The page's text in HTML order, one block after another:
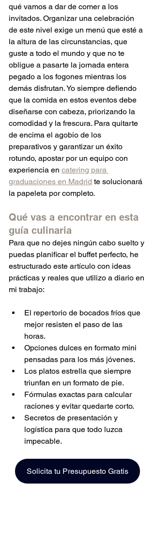
qué vamos a dar de comer a los
invitados. Organizar una celebración
de este nivel exige un menú que esté a
la altura de las circunstancias, que
guste a todo el mundo y que no te
obligue a pasarte la jornada entera
pegado a los fogones mientras los
demás disfrutan. Yo siempre defiendo
que la comida en estos eventos debe
diseñarse con cabeza, priorizando la
comodidad y la frescura. Para quitarte
de encima el agobio de los
preparativos y garantizar un éxito
rotundo, apostar por un equipo con
experiencia en catering para
graduaciones en Madrid te solucionará
la papeleta por completo.
Qué vas a encontrar en esta
guía culinaria
Para que no dejes ningún cabo suelto y
puedas planificar el buffet perfecto, he
estructurado este artículo con ideas
prácticas y reales que utilizo a diario en
mi trabajo:
El repertorio de bocados fríos que
mejor resisten el paso de las
horas.
Opciones dulces en formato mini
pensadas para los más jóvenes.
Los platos estrella que siempre
triunfan en un formato de pie.
Fórmulas exactas para calcular
raciones y evitar quedarte corto.
Secretos de presentación y
logística para que todo luzca
impecable.
Solicita tu Presupuesto Gratis